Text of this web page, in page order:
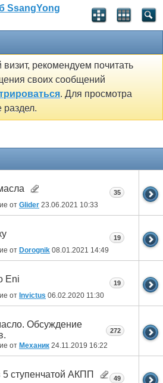
SsangYong
рекомендуем почитать
своих сообщений
. Для просмотра
от Glider 23.06.2021 10:33
35
от Dorognik 08.01.2021 14:49
19
Eni
от Invictus 06.02.2020 11:30
19
Обсуждение
от Механик 24.11.2019 16:22
272
ступенчатой АКПП 49